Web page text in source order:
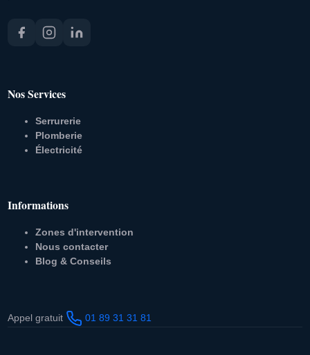
Nos Services
Serrurerie
Plomberie
Électricité
Informations
Zones d'intervention
Nous contacter
Blog & Conseils
Appel gratuit 01 89 31 31 81